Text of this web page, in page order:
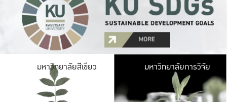
มหาวิทยาลัยสีเขียว มหาวิ
มีพื้นที่เขียวสดใส
เป็นป่าในเมือง เกษต
มหาวิทยาลัยการวิจัย